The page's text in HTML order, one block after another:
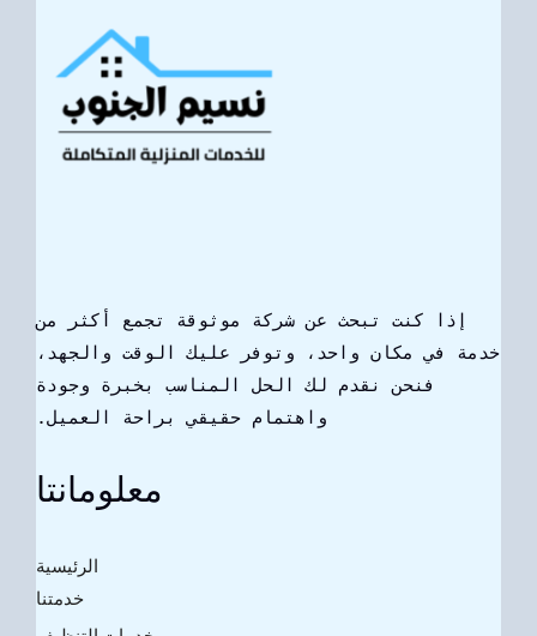
إذا كنت تبحث عن شركة موثوقة تجمع أكثر من
خدمة في مكان واحد، وتوفر عليك الوقت والجهد،
فنحن نقدم لك الحل المناسب بخبرة وجودة
واهتمام حقيقي براحة العميل.
معلومانتا
الرئيسية
خدمتنا